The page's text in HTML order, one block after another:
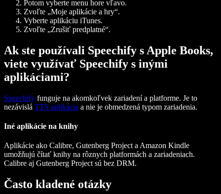
Potom vyberte menu hore vľavo.
Zvoľte „Moje aplikácie a hry“.
Vyberte aplikáciu iTunes.
Zvoľte „Zrušiť predplatné“.
Ak ste používali Speechify s Apple Books,
viete využívať Speechify s inými
aplikáciami?
Speechify funguje na akomkoľvek zariadení a platforme. Je to
nezávislá TTS aplikácia a nie je obmedzená typom zariadenia.
Iné aplikácie na knihy
Aplikácie ako Calibre, Gutenberg Project a Amazon Kindle
umožňujú čítať knihy na rôznych platformách a zariadeniach.
Calibre aj Gutenberg Project sú bez DRM.
Často kladené otázky